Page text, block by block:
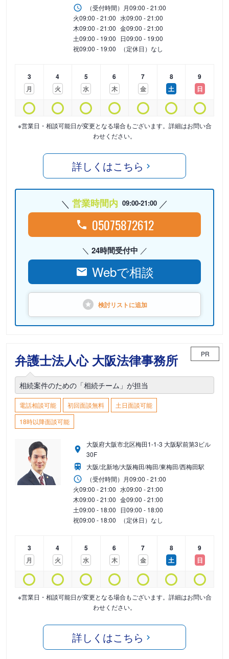
（受付時間） 月09:00 - 21:00
火09:00 - 21:00 水09:00 - 21:00
木09:00 - 21:00 金09:00 - 21:00
土09:00 - 19:00 日09:00 - 19:00
祝09:00 - 19:00 （定休日）なし
3
月
4
火
5
水
6
木
7
金
8
土
9
日
※営業日・相談可能日が変更となる場合もございます。詳細はお問い合
わせください。
詳しくはこちら
営業時間内 09:00-21:00
05075872612
24時間受付中
Webで相談
検討リストに追加
弁護士法人心 大阪法律事務所 PR
相続案件のための「相続チーム」が担当
電話相談可能 初回面談無料
土日面談可能
18時以降面談可能
大阪府大阪市北区梅田1-1-3 大阪駅前第3ビル
30F
大阪/北新地/大阪梅田/梅田/東梅田/西梅田駅
（受付時間） 月09:00 - 21:00
火09:00 - 21:00 水09:00 - 21:00
木09:00 - 21:00 金09:00 - 21:00
土09:00 - 18:00 日09:00 - 18:00
祝09:00 - 18:00 （定休日）なし
3
月
4
火
5
水
6
木
7
金
8
土
9
日
※営業日・相談可能日が変更となる場合もございます。詳細はお問い合
わせください。
詳しくはこちら